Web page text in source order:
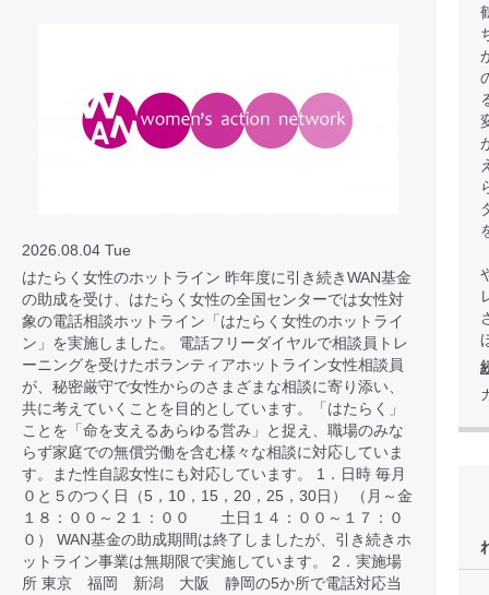
2026.08.04 Tue
はたらく女性のホットライン 昨年度に引き続きWAN基金
の助成を受け、はたらく女性の全国センターでは女性対
象の電話相談ホットライン「はたらく女性のホットライ
ン」を実施しました。 電話フリーダイヤルで相談員トレ
ーニングを受けたボランティアホットライン女性相談員
が、秘密厳守で女性からのさまざまな相談に寄り添い、
共に考えていくことを目的としています。「はたらく」
ことを「命を支えるあらゆる営み」と捉え、職場のみな
らず家庭での無償労働を含む様々な相談に対応していま
す。また性自認女性にも対応しています。 1．日時 毎月
０と５のつく日（5，10，15，20，25，30日） （月～金
１８：００～２１：００ 土日１４：００～１７：０
０） WAN基金の助成期間は終了しましたが、引き続きホ
ットライン事業は無期限で実施しています。 2．実施場
所 東京 福岡 新潟 大阪 静岡の5か所で電話対応当